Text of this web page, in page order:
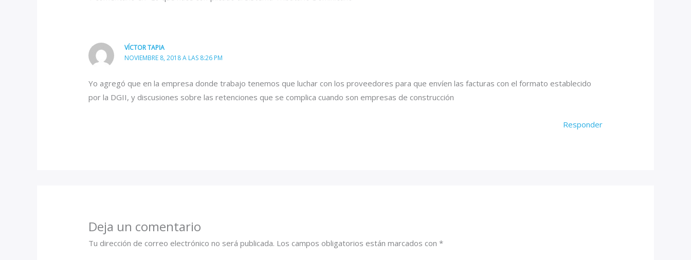
VÍCTOR TAPIA
NOVIEMBRE 8, 2018 A LAS 8:26 PM
Yo agregó que en la empresa donde trabajo tenemos que luchar con los proveedores para que envíen las facturas con el formato establecido
por la DGII, y discusiones sobre las retenciones que se complica cuando son empresas de construcción
Responder
Deja un comentario
Tu dirección de correo electrónico no será publicada. Los campos obligatorios están marcados con*